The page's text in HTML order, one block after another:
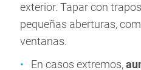
exterior. Tapar con
pequeñas aberturas,
ventanas.
En casos extremos,